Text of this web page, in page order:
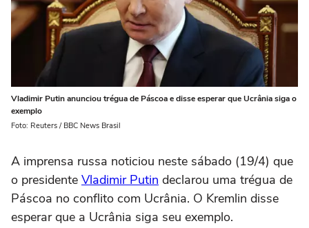
Vladimir Putin anunciou trégua de Páscoa e disse esperar que Ucrânia siga o
exemplo
Foto: Reuters / BBC News Brasil
A imprensa russa noticiou neste sábado (19/4) que
o presidente Vladimir Putin declarou uma trégua de
Páscoa no conflito com Ucrânia. O Kremlin disse
esperar que a Ucrânia siga seu exemplo.